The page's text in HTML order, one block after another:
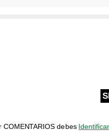
COMENTARIOS debes